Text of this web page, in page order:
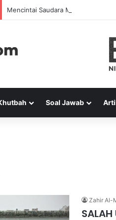
Mencintai Saudara Muslim Adalah
Soal Jawab
Zahir Al-
SALAH